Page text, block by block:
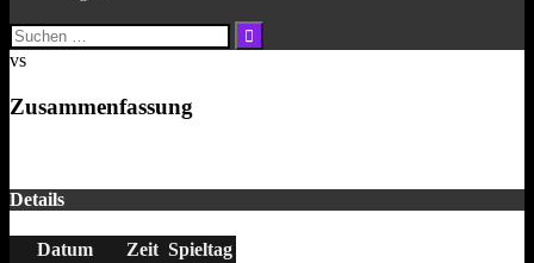
Suchen
nach:
vs
Zusammenfassung
Details
Datum Zeit Spieltag